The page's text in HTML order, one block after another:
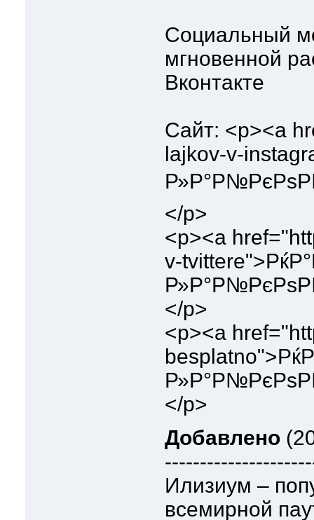
Социальный
мгновенной
Вконтакте
Сайт: <p><a
lajkov-v-
</p>
<p><a
v-
</p>
<p><a
</p>
Добавлено
Илизиум –
всемирной